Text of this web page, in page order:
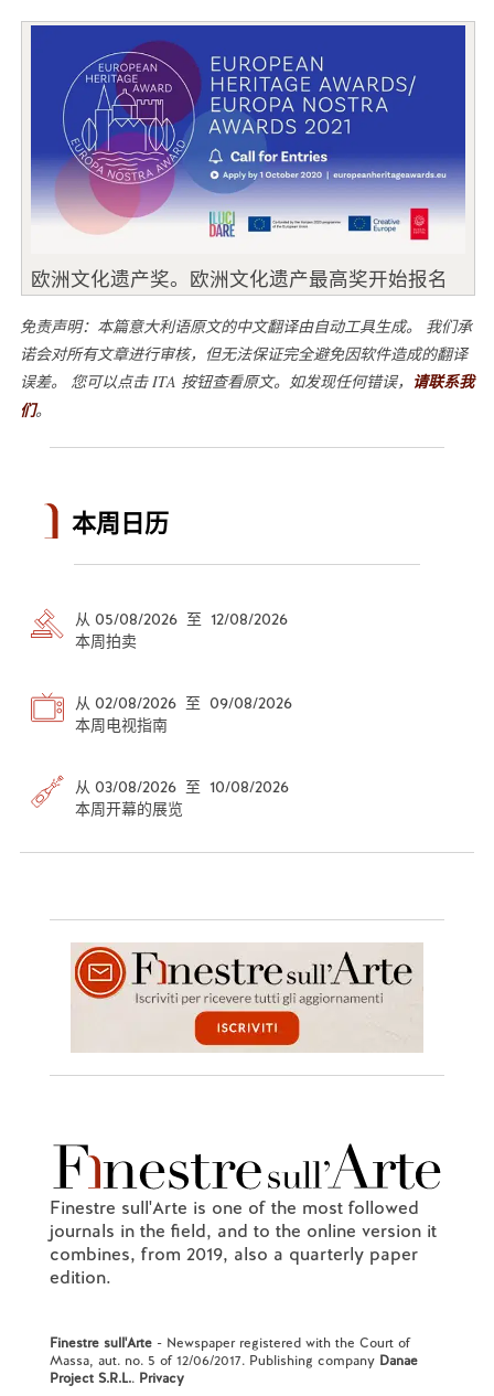
欧洲文化遗产奖。欧洲文化遗产最高奖开始报名
免责声明：本篇意大利语原文的中文翻译由自动工具生成。 我们承
诺会对所有文章进行审核，但无法保证完全避免因软件造成的翻译
误差。 您可以点击 ITA 按钮查看原文。如发现任何错误， 请联系我
们。
本周日历
从 05/08/2026 至 12/08/2026
本周拍卖
从 02/08/2026 至 09/08/2026
本周电视指南
从 03/08/2026 至 10/08/2026
本周开幕的展览
Finestre sull'Arte is one of the most followed
journals in the field, and to the online version it
combines, from 2019, also a quarterly paper
edition.
Finestre sull'Arte- Newspaper registered with the Court of
Massa, aut. no. 5 of 12/06/2017. Publishing company Danae
Project S.R.L.. Privacy